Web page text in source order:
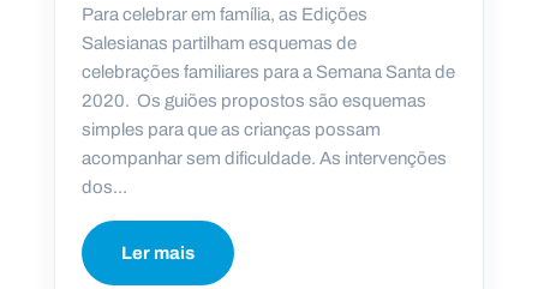
Para celebrar em família, as Edições
Salesianas partilham esquemas de
celebrações familiares para a Semana Santa de
2020. Os guiões propostos são esquemas
simples para que as crianças possam
acompanhar sem dificuldade. As intervenções
dos...
Ler mais
O
N
A
L
S
a
l
e
s
i
a
o
s